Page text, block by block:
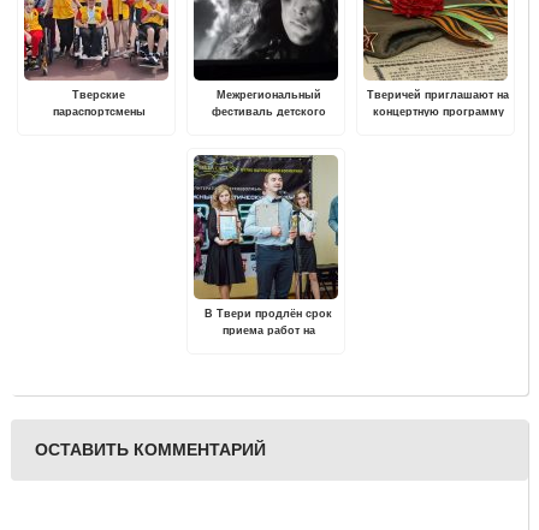
Тверские
параспортсмены
Межрегиональный
фестиваль детского
верны» пройдет в Твери
Тверичей приглашают на
концертную программу
В Твери продлён срок
приема работ на
ОСТАВИТЬ КОММЕНТАРИЙ